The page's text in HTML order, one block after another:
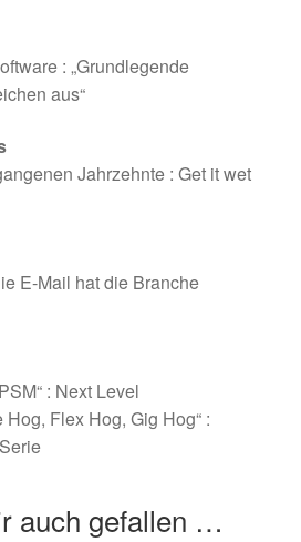
: „Grundlegende
aus“
Jahrzehnte : Get it wet
E-Mail hat die Branche
: Next Level
Hog, Flex Hog, Gig Hog“ :
auch gefallen …